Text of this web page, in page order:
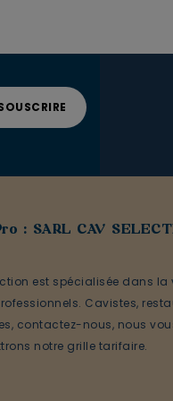
: SARL CAV
est spécialisée dans la
Cavistes,
contactez-nous, nous
notre grille tarifaire.